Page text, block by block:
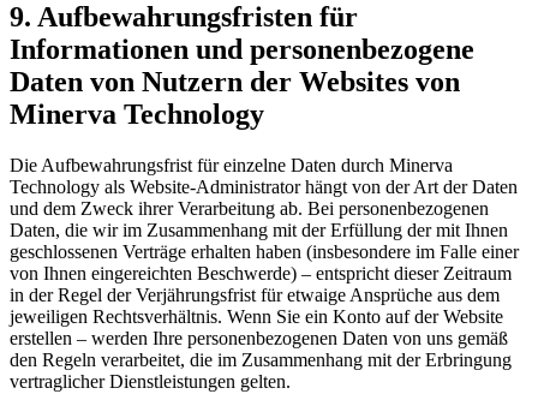
9. Aufbewahrungsfristen für
Informationen und personenbezogene
Daten von Nutzern der Websites von
Minerva Technology
Die Aufbewahrungsfrist für einzelne Daten durch Minerva
Technology als Website-Administrator hängt von der Art der Daten
und dem Zweck ihrer Verarbeitung ab. Bei personenbezogenen
Daten, die wir im Zusammenhang mit der Erfüllung der mit Ihnen
geschlossenen Verträge erhalten haben (insbesondere im Falle einer
von Ihnen eingereichten Beschwerde) – entspricht dieser Zeitraum
in der Regel der Verjährungsfrist für etwaige Ansprüche aus dem
jeweiligen Rechtsverhältnis. Wenn Sie ein Konto auf der Website
erstellen – werden Ihre personenbezogenen Daten von uns gemäß
den Regeln verarbeitet, die im Zusammenhang mit der Erbringung
vertraglicher Dienstleistungen gelten.